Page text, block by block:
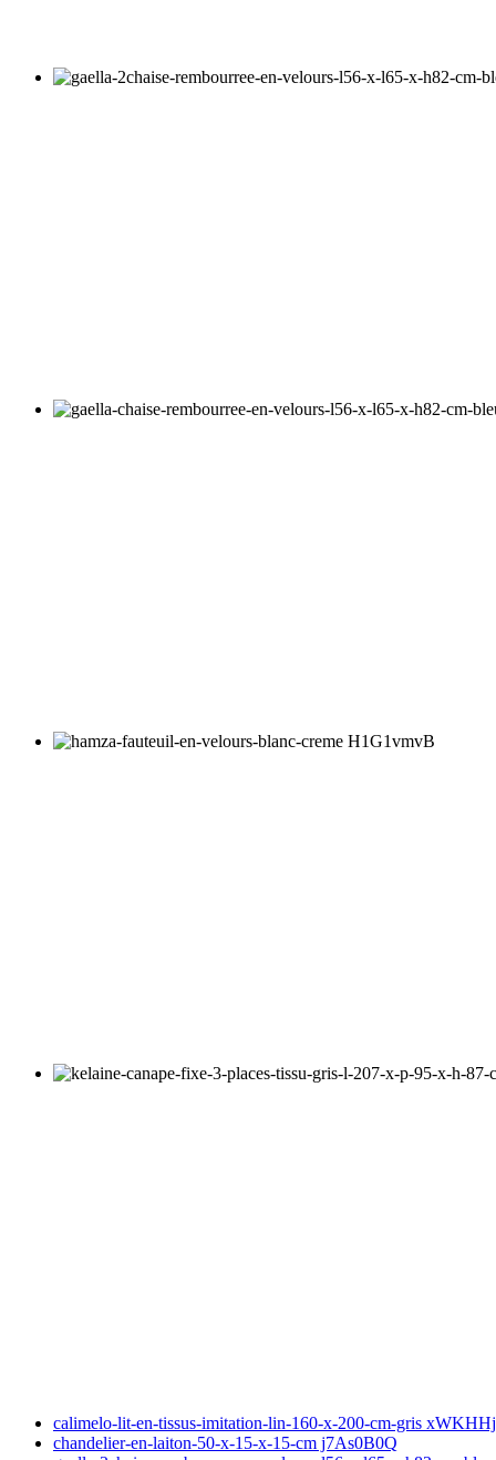
calimelo-lit-en-tissus-imitation-lin-160-x-200-cm-gris
chandelier-en-laiton-50-x-15-x-15-cm j7As0B0Q